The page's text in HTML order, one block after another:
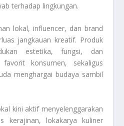
terhadap lingkungan.
lokal, influencer, dan brand
jangkauan kreatif. Produk
estetika, fungsi, dan
konsumen, sekaligus
menghargai budaya sambil
kini aktif menyelenggarakan
kerajinan, lokakarya kuliner